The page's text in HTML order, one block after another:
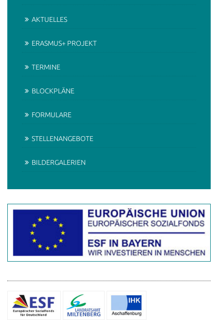
AKTUELLES
ERASMUS+ PROJEKT
TERMINE
BLOCKPLÄNE
FORMULARE
STELLENANGEBOTE
BILDERGALERIEN